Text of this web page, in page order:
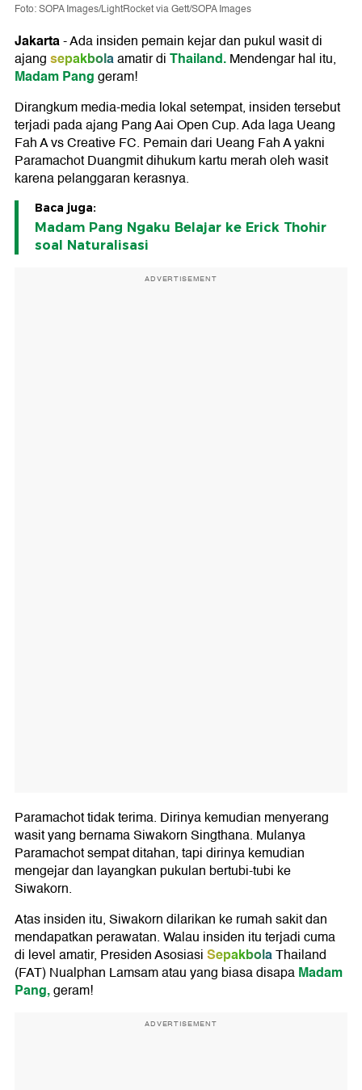
Foto: SOPA Images/LightRocket via Gett/SOPA Images
Jakarta-Ada insiden pemain kejar dan pukul wasit di
ajangsepakbolaamatir diThailand.Mendengar hal itu,
Madam Panggeram!
Dirangkum media-media lokal setempat, insiden tersebut
terjadi pada ajang Pang Aai Open Cup. Ada laga Ueang
Fah A vs Creative FC. Pemain dari Ueang Fah A yakni
Paramachot Duangmit dihukum kartu merah oleh wasit
karena pelanggaran kerasnya.
Baca juga:
Madam Pang Ngaku Belajar ke Erick Thohir
soal Naturalisasi
ADVERTISEMENT
Paramachot tidak terima. Dirinya kemudian menyerang
wasit yang bernama Siwakorn Singthana. Mulanya
Paramachot sempat ditahan, tapi dirinya kemudian
mengejar dan layangkan pukulan bertubi-tubi ke
Siwakorn.
Atas insiden itu, Siwakorn dilarikan ke rumah sakit dan
mendapatkan perawatan. Walau insiden itu terjadi cuma
di level amatir, Presiden AsosiasiSepakbolaThailand
(FAT) Nualphan Lamsam atau yang biasa disapaMadam
Pang,geram!
ADVERTISEMENT